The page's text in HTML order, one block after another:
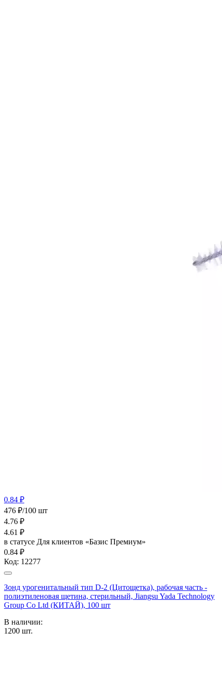
0.84 ₽
476 ₽/100 шт
4.76 ₽
4.61 ₽
в статусе Для клиентов «Базис Премиум»
0.84 ₽
Код: 12277
Зонд урогенитальный тип D-2 (Цитощетка), рабочая часть -
полиэтиленовая щетина, стерильный, Jiangsu Yada Technology
Group Co Ltd (КИТАЙ), 100 шт
В наличии:
1200 шт.